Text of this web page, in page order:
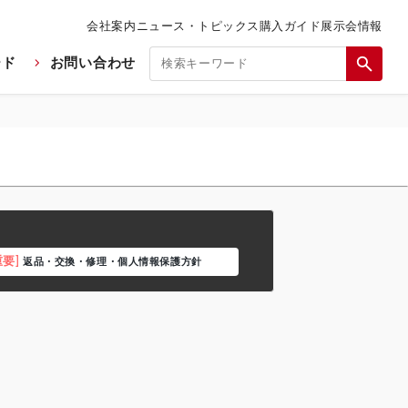
会社案内 ニュース・トピックス購入ガイド展示会情報
お問い合わせ
要] 返品・交換・修理・個人情報保護方針